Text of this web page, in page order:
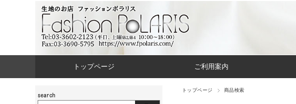
トップページ ご利用案内
トップページ 商品検索